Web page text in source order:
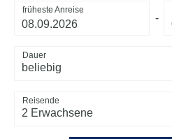
früheste Anreise
-
Dauer
beliebig
Reisende
2 Erwachsene